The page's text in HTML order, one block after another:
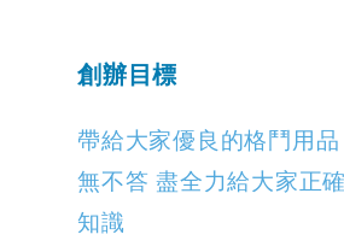
創辦目標
帶給大家優良的格鬥用
無不答 盡全力給大家正
知識